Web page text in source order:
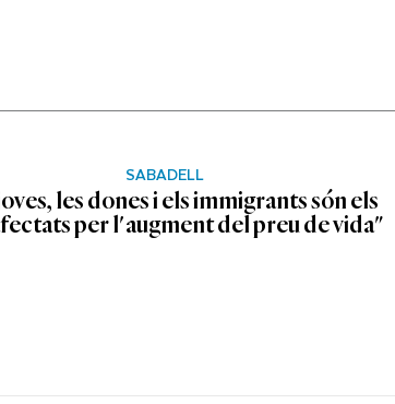
SABADELL
les dones i els immigrants són els
per l'augment del preu de vida"